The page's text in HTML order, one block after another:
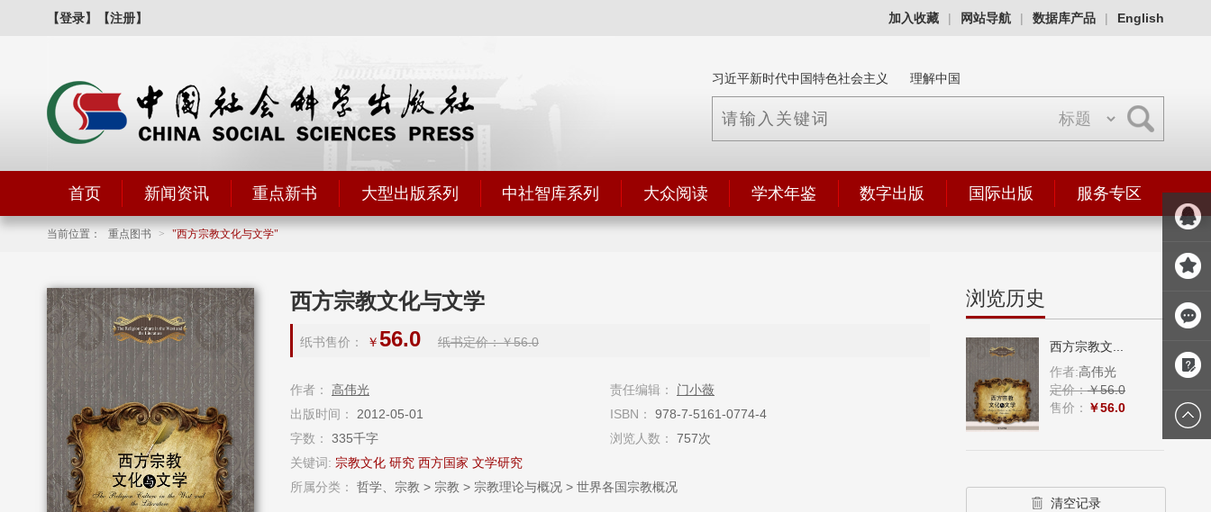
【登录】 【注册】 加入收藏 | 网站导航 | 数据库产品 | English
习近平新时代中国特色社会主义 理解中国
首页 新闻资讯 重点新书 大型出版系列 中社智库系列 大众阅读 学术年鉴 数字出版 国际出版 服务专区
当前位置： 重点图书 > 西方宗教文化与文学
西方宗教文化与文学
纸书售价： ￥56.0 纸书定价：￥56.0
作者： 高伟光 责任编辑：
门小薇
出版时间：
2012-05-01 ISBN：
978-7-5161-0774-4
字数：
335千字 浏览人数：
757次
关键词: 宗教文化 研究 西方国家 文学研究
所属分类：
哲学、宗教 > 宗教 > 宗教理论与概况 > 世界各国宗教概况
浏览历史
西方宗教文...
作者:高伟光
定价：￥56.0
售价： ￥56.0
清空记录